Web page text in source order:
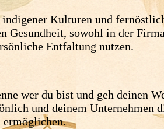
Kulturen und
Gesundheit, sowohl in der
Entfaltung nutzen.
wer du bist und geh deinen
und deinem Unternehmen
ermöglichen.